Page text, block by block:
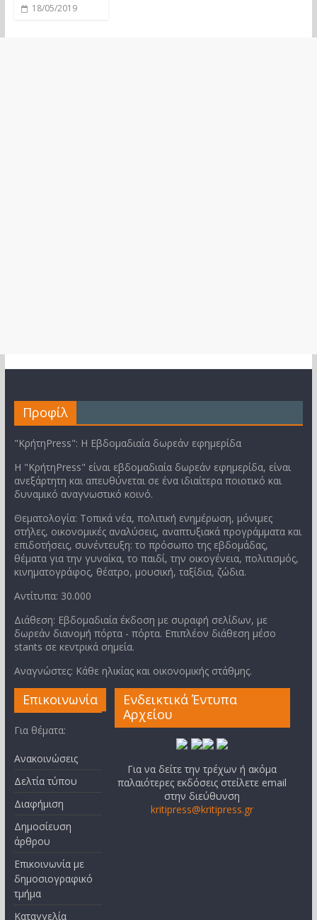
18/05/2019
Προφίλ
"ΚρήτηPress": Η Εβδομαδιαία δωρεάν εφημερίδα
Η "ΚρήτηPress" είναι εβδομαδιαία δωρεάν εφημερίδα, είναι
ανεξάρτητη και απευθύνεται σε ένα ιδιαίτερα ποιοτικό και
δυναμικό αναγνωστικό κοινό.
Θεματολογία: Τοπικά νέα, πολιτική ενημέρωση, μόνιμες
στήλες, οικονομικές αναλύσεις, αναπτυξιακά προγράμματα και
επιδοτήσεις, συνέντευξη: το πρόσωπο της εβδομάδας,
θέματα για την γυναίκα, το παιδί, την οικογένεια, πολιτισμός,
κινηματογράφος, θέατρο, μουσική, ταξίδια, ζώδια.
Αντίτυπα: 30.000
Διάθεση: Εβδομαδιαία έκδοση με συραφή σελίδων, με
δωρεάν διανομή πόρτα - πόρτα. Επιπλέον διάθεση μέσο
stants σε κεντρικά σημεία.
Αναγνώστες: Κάθε ηλικίας και οικονομικής στάθμης.
Επικοινωνία
Για θέματα:
Ανακοινώσεις
Δελτία τύπου
Διαφήμιση
Δημοσίευση
άρθρου
Επικοινωνία με
δημοσιογραφικό
τμήμα
Καταγγελία
Ενδεικτικά Έντυπα
Αρχείου
Για να δείτε την τρέχων ή ακόμα
παλαιότερες εκδόσεις στείλετε email
στην διεύθυνση
kritipress@kritipress.gr